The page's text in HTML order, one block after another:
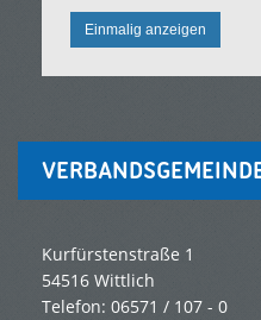
Einmalig anzeigen
Kurfürstenstraße 1
54516 Wittlich
Telefon: 06571 / 107 - 0